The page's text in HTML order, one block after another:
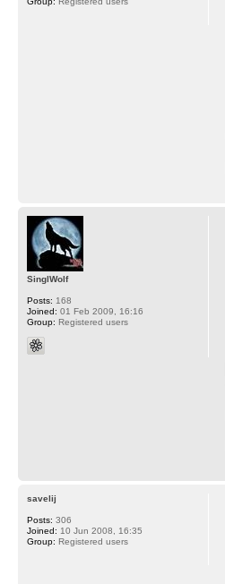
SinglWolf
Posts: 168
Joined: 01 Feb 2009, 16:16
Group: Registered users
savelij
Posts: 306
Joined: 10 Jun 2008, 16:35
Group: Registered users